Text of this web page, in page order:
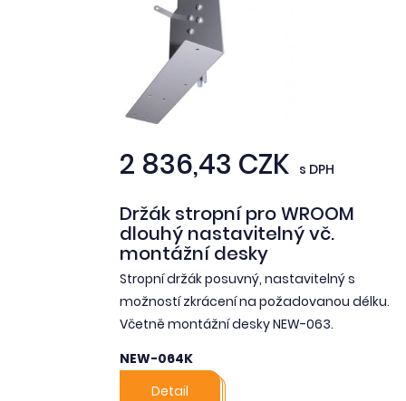
2 836,43 CZK s DPH
Držák stropní pro WROOM
dlouhý nastavitelný vč.
montážní desky
Stropní držák posuvný, nastavitelný s
možností zkrácení na požadovanou délku.
Včetně montážní desky NEW-063.
NEW-064K
Detail